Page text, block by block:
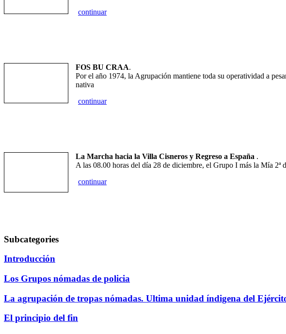
continuar
FOS BU CRAA.
Por el año 1974, la Agrupación mantiene toda su operatividad a
nativa
continuar
La Marcha hacia la Villa Cisneros y Regreso a España .
A las 08.00 horas del día 28 de diciembre, el Grupo I más la Mía
continuar
Subcategories
Introducción
Los Grupos nómadas de policia
La agrupación de tropas nómadas. Ultima unidad índigena del
El principio del fin